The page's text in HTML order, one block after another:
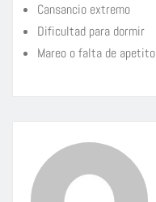
Cansancio extremo
Dificultad para dormir
Mareo o falta de apetito